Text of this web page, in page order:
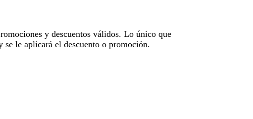
y descuentos válidos. Lo único que
le aplicará el descuento o promoción.